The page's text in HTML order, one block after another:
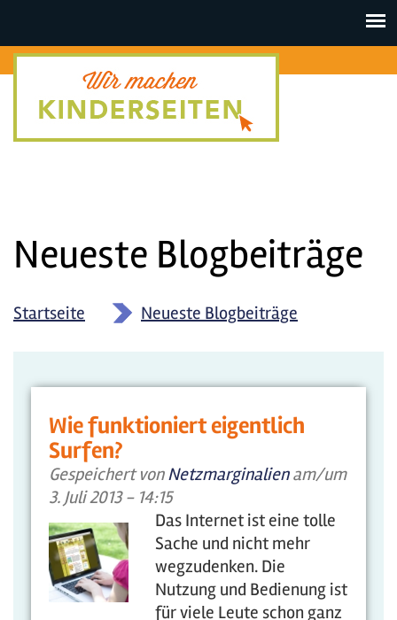
Toggle
Neueste Blogbeiträge
Startseite » Neueste Blogbeiträge
Wie funktioniert eigentlich
Surfen?
Gespeichert vonNetzmarginalienam/um
3. Juli 2013 - 14:15
Das Internet ist eine tolle
Sache und nicht mehr
wegzudenken. Die
Nutzung und Bedienung ist
für viele Leute schon ganz